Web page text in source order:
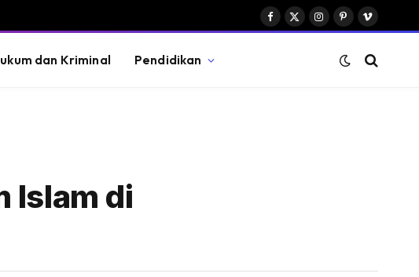
Facebook
X
Instagram
PinterestVimeo
dan Kriminal Pendidikan
Islam di